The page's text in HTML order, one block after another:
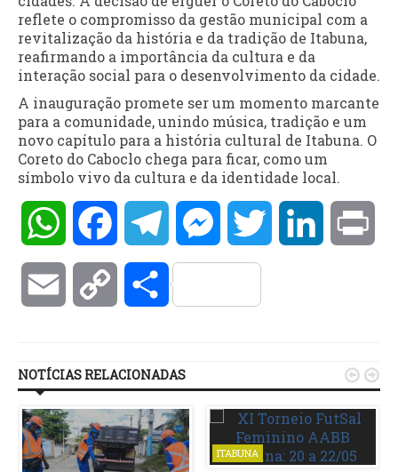
reflete o compromisso da gestão municipal com a
revitalização da história e da tradição de Itabuna,
reafirmando a importância da cultura e da
interação social para o desenvolvimento da cidade.
A inauguração promete ser um momento marcante
para a comunidade, unindo música, tradição e um
novo capítulo para a história cultural de Itabuna. O
Coreto do Caboclo chega para ficar, como um
símbolo vivo da cultura e da identidade local.
WhatsAppFacebookTelegramMessengerTwitter LinkedIn
Email Copy Compartilhar
NOTÍCIAS RELACIONADAS
ITABUNA
 